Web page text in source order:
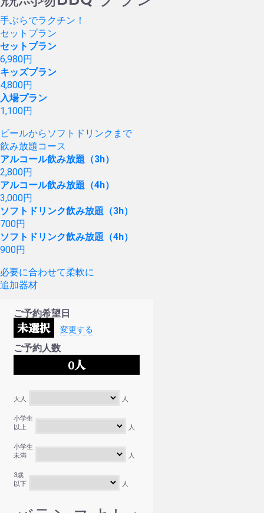
手ぶらでラクチン！
セットプラン
セットプラン
6,980円
キッズプラン
4,800円
入場プラン
1,100円
ビールからソフトドリンクまで
飲み放題コース
アルコール飲み放題（3h）
2,800円
アルコール飲み放題（4h）
3,000円
ソフトドリンク飲み放題（3h）
700円
ソフトドリンク飲み放題（4h）
900円
必要に合わせて柔軟に
追加器材
ご予約希望日
未選択 変更する
ご予約人数
0人
大人 人
小学生
以上
人
小学生
未満
人
3歳
以下
人